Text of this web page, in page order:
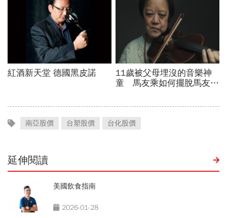
南亞股價 台塑股價 台化股價
延伸閱讀
美國飲食指南
2026-01-28